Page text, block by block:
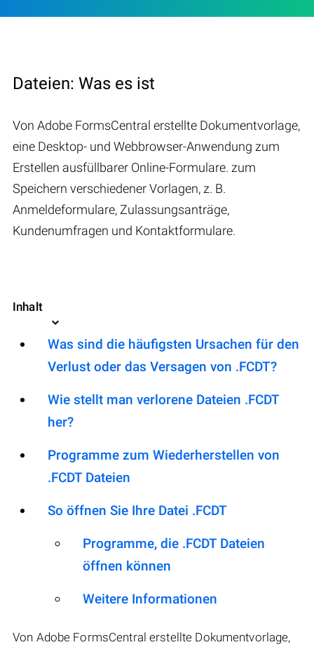
Dateien: Was es ist
Von Adobe FormsCentral erstellte Dokumentvorlage,
eine Desktop- und Webbrowser-Anwendung zum
Erstellen ausfüllbarer Online-Formulare. zum
Speichern verschiedener Vorlagen, z. B.
Anmeldeformulare, Zulassungsanträge,
Kundenumfragen und Kontaktformulare.
Inhalt
Was sind die häufigsten Ursachen für den
Verlust oder das Versagen von .FCDT?
Wie stellt man verlorene Dateien .FCDT
her?
Programme zum Wiederherstellen von
.FCDT Dateien
So öffnen Sie Ihre Datei .FCDT
Programme, die .FCDT Dateien
öffnen können
Weitere Informationen
Von Adobe FormsCentral erstellte Dokumentvorlage,